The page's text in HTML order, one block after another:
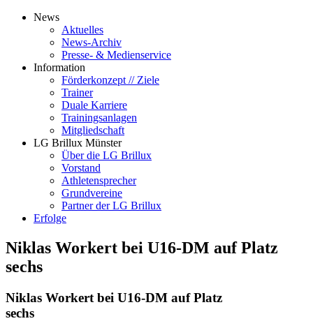
News
Aktuelles
News-Archiv
Presse- & Medienservice
Information
Förderkonzept // Ziele
Trainer
Duale Karriere
Trainingsanlagen
Mitgliedschaft
LG Brillux Münster
Über die LG Brillux
Vorstand
Athletensprecher
Grundvereine
Partner der LG Brillux
Erfolge
Niklas Workert bei U16-DM auf Platz
sechs
Niklas Workert bei U16-DM auf Platz
sechs